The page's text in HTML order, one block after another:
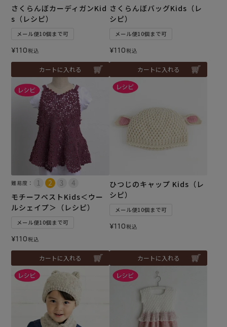
さくらんぼカーディガンKid
s（レシピ）
メール便10個まで可
¥110税込
カートに入れる
さくらんぼバッグKids（レ
シピ）
メール便10個まで可
¥110税込
カートに入れる
難易度：
モチーフベストKids＜ウー
ルシェイプ＞（レシピ）
メール便10個まで可
¥110税込
カートに入れる
ひつじのキャップ Kids（レ
シピ）
メール便10個まで可
¥110税込
カートに入れる